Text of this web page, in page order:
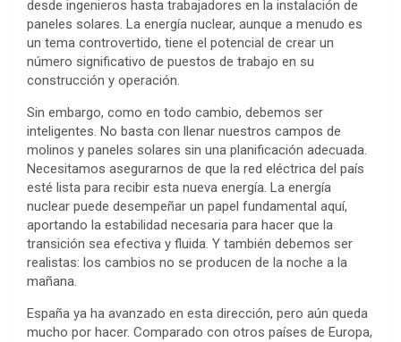
desde ingenieros hasta trabajadores en la instalación de
paneles solares. La energía nuclear, aunque a menudo es
un tema controvertido, tiene el potencial de crear un
número significativo de puestos de trabajo en su
construcción y operación.
Sin embargo, como en todo cambio, debemos ser
inteligentes. No basta con llenar nuestros campos de
molinos y paneles solares sin una planificación adecuada.
Necesitamos asegurarnos de que la red eléctrica del país
esté lista para recibir esta nueva energía. La energía
nuclear puede desempeñar un papel fundamental aquí,
aportando la estabilidad necesaria para hacer que la
transición sea efectiva y fluida. Y también debemos ser
realistas: los cambios no se producen de la noche a la
mañana.
España ya ha avanzado en esta dirección, pero aún queda
mucho por hacer. Comparado con otros países de Europa,